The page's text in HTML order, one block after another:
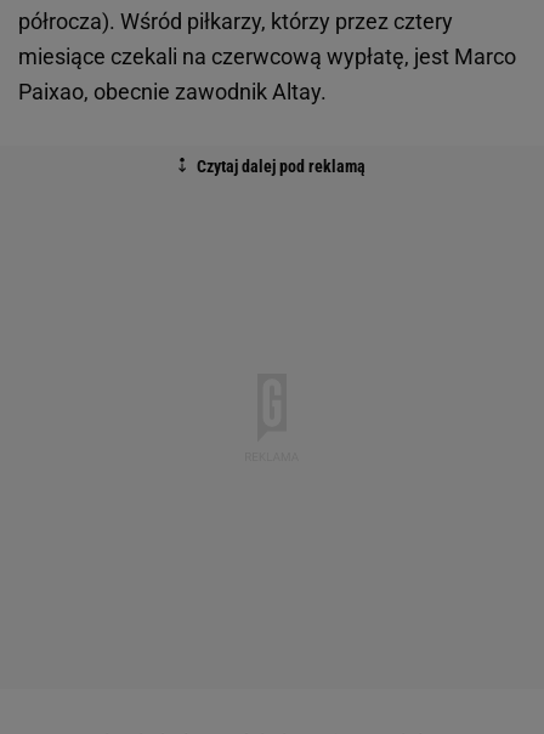
półrocza). Wśród piłkarzy, którzy przez cztery
miesiące czekali na czerwcową wypłatę, jest Marco
Paixao, obecnie zawodnik Altay.